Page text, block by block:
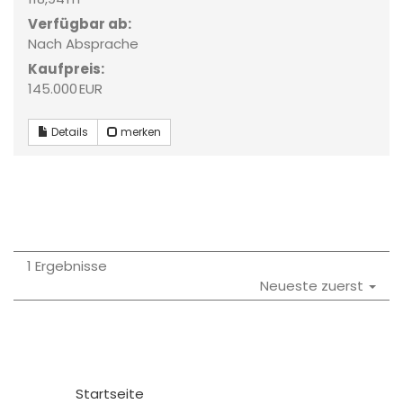
Verfügbar ab:
Nach Absprache
Kaufpreis:
145.000 EUR
Details merken
1 Ergebnisse
Neueste zuerst
Startseite